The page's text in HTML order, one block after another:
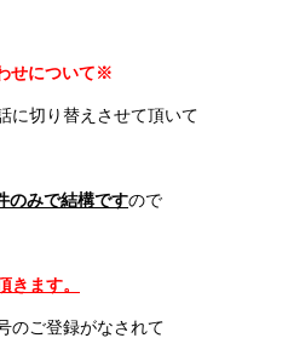
せについて※
に切り替えさせて頂いて
のみで結構ですので
きます。
のご登録がなされて